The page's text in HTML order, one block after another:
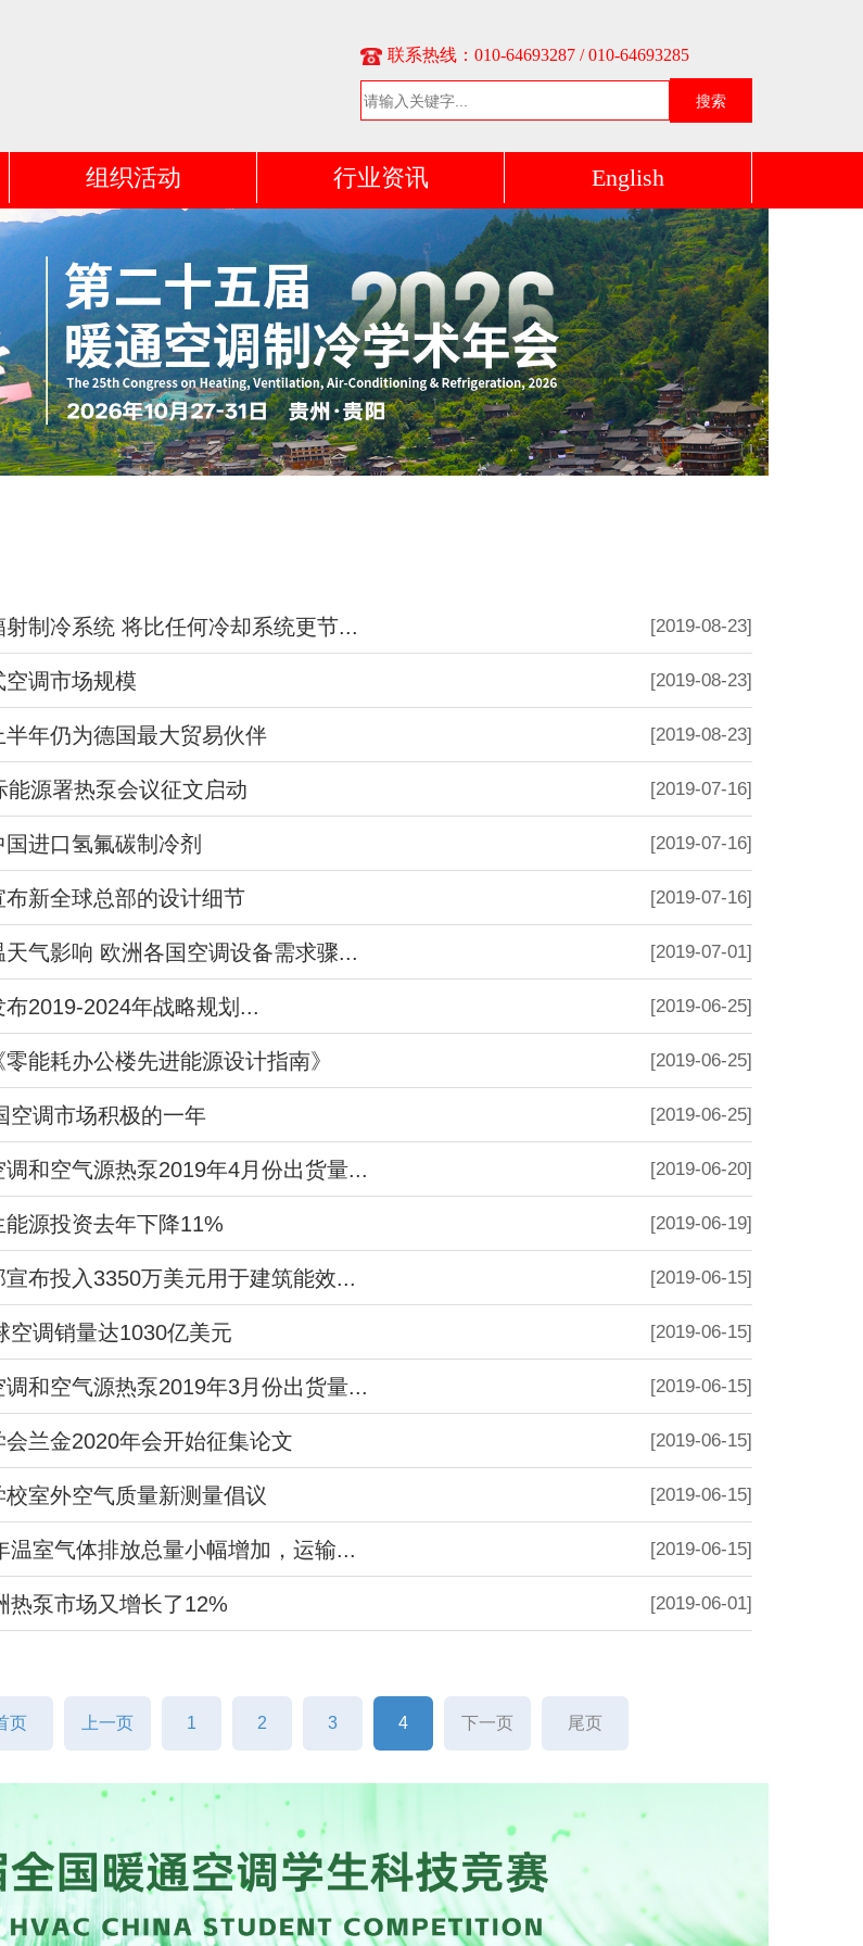
联系热线：010-64693287 / 010-64693285
搜索
组织活动 行业资讯 English
射制冷系统 将比任何冷却系统更节... [2019-08-23]
空调市场规模 [2019-08-23]
半年仍为德国最大贸易伙伴 [2019-08-23]
能源署热泵会议征文启动 [2019-07-16]
进口氢氟碳制冷剂 [2019-07-16]
布新全球总部的设计细节 [2019-07-16]
天气影响 欧洲各国空调设备需求骤... [2019-07-01]
布2019-2024年战略规划... [2019-06-25]
能耗办公楼先进能源设计指南》 [2019-06-25]
空调市场积极的一年 [2019-06-25]
调和空气源热泵2019年4月份出货量... [2019-06-20]
源投资去年下降11% [2019-06-19]
宣布投入3350万美元用于建筑能效... [2019-06-15]
空调销量达1030亿美元 [2019-06-15]
调和空气源热泵2019年3月份出货量... [2019-06-15]
会兰金2020年会开始征集论文 [2019-06-15]
校室外空气质量新测量倡议 [2019-06-15]
温室气体排放总量小幅增加，运输... [2019-06-15]
热泵市场又增长了12% [2019-06-01]
页 上一页 1 2 3 4 下一页 尾页